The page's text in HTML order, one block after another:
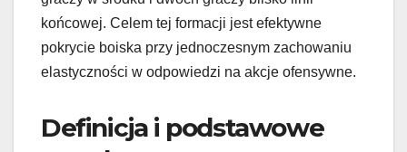
końcowej. Celem tej formacji jest efektywne
pokrycie boiska przy jednoczesnym zachowaniu
elastyczności w odpowiedzi na akcje ofensywne.
Definicja i podstawowe